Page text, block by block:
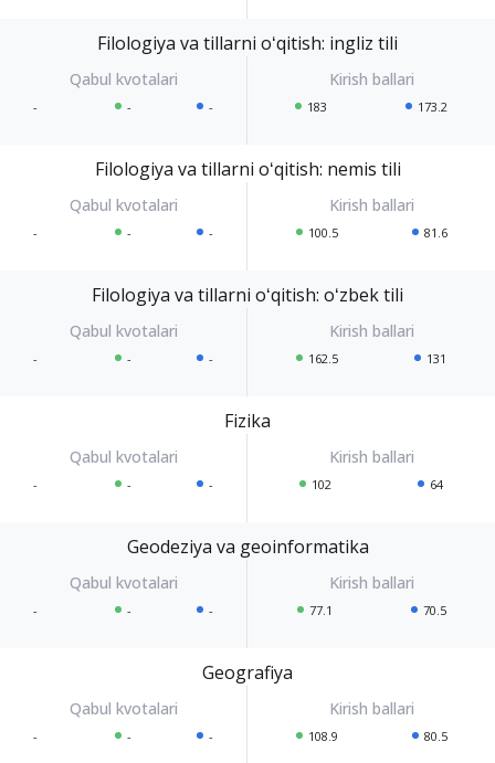
Filologiya va tillarni oʻqitish: ingliz tili
- - - 183 173.2
Filologiya va tillarni oʻqitish: nemis tili
- - - 100.5 81.6
Filologiya va tillarni oʻqitish: oʻzbek tili
- - - 162.5 131
Fizika
- - - 102 64
Geodeziya va geoinformatika
- - - 77.1 70.5
Geografiya
- - - 108.9 80.5